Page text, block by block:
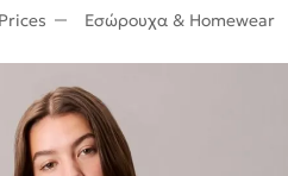
Εσώρουχα & Homewear